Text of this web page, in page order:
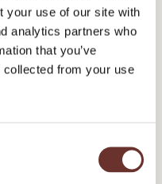
your use of our site with
analytics partners who
that you’ve
collected from your use
til at bruge så
for at få
giver en neutral